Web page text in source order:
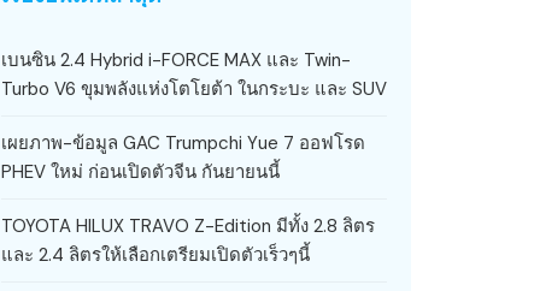
เบนซิน 2.4 Hybrid i-FORCE MAX และ Twin-
Turbo V6 ขุมพลังแห่งโตโยต้า ในกระบะ และ SUV
เผยภาพ-ข้อมูล GAC Trumpchi Yue 7 ออฟโรด
PHEV ใหม่ ก่อนเปิดตัวจีน กันยายนนี้
TOYOTA HILUX TRAVO Z-Edition มีทั้ง 2.8 ลิตร
และ 2.4 ลิตรให้เลือกเตรียมเปิดตัวเร็วๆนี้